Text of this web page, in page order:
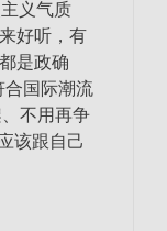
义气质
好听，有
是政确
合国际潮流
不用再争
该跟自己